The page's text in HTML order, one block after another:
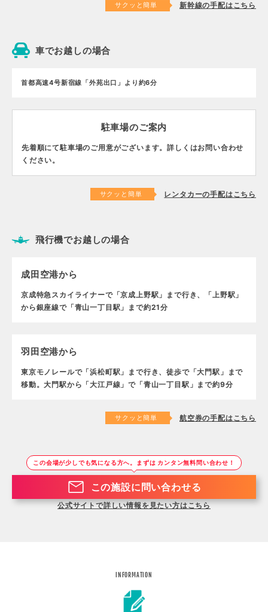
サクッと簡単 新幹線の手配はこちら
車でお越しの場合
首都高速4号新宿線「外苑出口」より約6分
駐車場のご案内
先着順にて駐車場のご用意がございます。詳しくはお問い合わせ
ください。
サクッと簡単 レンタカーの手配はこちら
飛行機でお越しの場合
成田空港から
京成特急スカイライナーで「京成上野駅」まで行き、「上野駅」
から銀座線で「青山一丁目駅」まで約21分
羽田空港から
東京モノレールで「浜松町駅」まで行き、徒歩で「大門駅」まで
移動。大門駅から「大江戸線」で「青山一丁目駅」まで約9分
サクッと簡単 航空券の手配はこちら
この会場が少しでも気になる方へ。まずは カンタン無料問い合わせ！
この施設に問い合わせる
公式サイトで詳しい情報を見たい方はこちら
INFORMATION